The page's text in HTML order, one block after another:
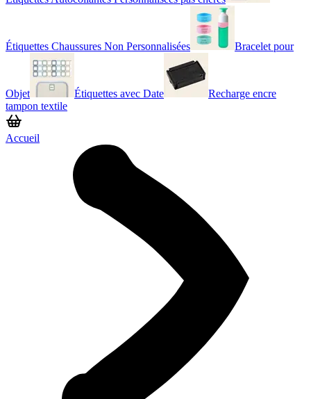
Étiquettes Chaussures Non Personnalisées Bracelet pour
Objet Étiquettes avec Date
Recharge encre
tampon textile
Accueil